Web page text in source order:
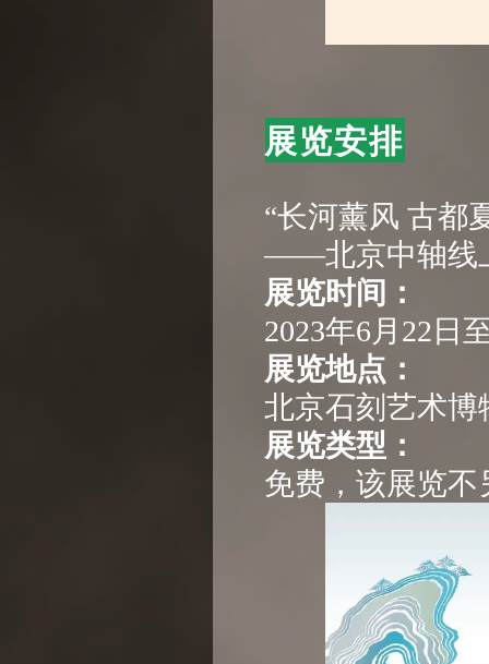
展览安排
“长河薰风 古都
——北京中轴线
展览时间：
2023年6月22日
展览地点：
北京石刻艺术
展览类型：
免费，该展览不